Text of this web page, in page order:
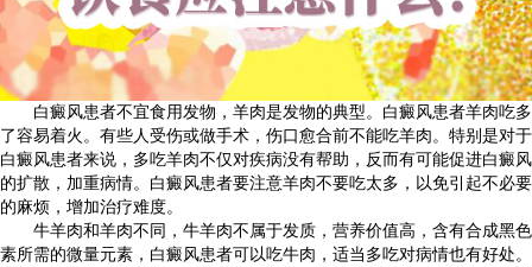
白癜风患者不宜食用发物，羊肉是发物的典型。白癜风患者羊肉吃多
了容易着火。有些人受伤或做手术，伤口愈合前不能吃羊肉。特别是对于
白癜风患者来说，多吃羊肉不仅对疾病没有帮助，反而有可能促进白癜风
的扩散，加重病情。白癜风患者要注意羊肉不要吃太多，以免引起不必要
的麻烦，增加治疗难度。
牛羊肉和羊肉不同，牛羊肉不属于发质，营养价值高，含有合成黑色
素所需的微量元素，白癜风患者可以吃牛肉，适当多吃对病情也有好处。